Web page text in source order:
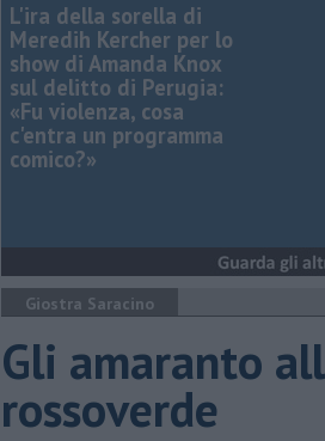
L'ira della sorella di
Meredih Kercher per lo
show di Amanda Knox
sul delitto di Perugia:
«Fu violenza, cosa
c'entra un programma
comico?»
Giostra Saracino
Gli amaranto
rossoverde